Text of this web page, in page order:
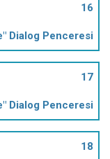
16
Dialog Penceresi
17
Dialog Penceresi
18